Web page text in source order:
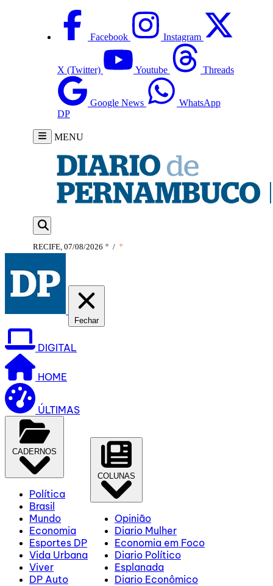
Facebook Instagram
X (Twitter) Youtube Threads
Google News
WhatsApp
DP
MENU
RECIFE, 07/08/2026 ° / °
Fechar
DIGITAL
HOME
ÚLTIMAS
CADERNOS
Política
Brasil
Mundo
Economia
Esportes DP
Vida Urbana
Viver
DP Auto
COLUNAS
Opinião
Diario Mulher
Economia em Foco
Diario Político
Esplanada
Diario Econômico